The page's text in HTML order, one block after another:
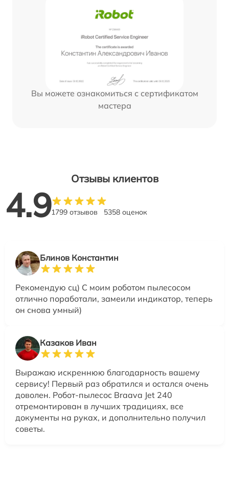
Вы можете ознакомиться с сертификатом
мастера
Отзывы клиентов
4.91799 отзывов 5358 оценок
Блинов Константин
Рекомендую сц) С моим роботом пылесосом
отлично поработали, замеили индикатор, теперь
он снова умный)
Казаков Иван
Выражаю искреннюю благодарность вашему
сервису! Первый раз обратился и остался очень
доволен. Робот-пылесос Braava Jet 240
отремонтирован в лучших традициях, все
документы на руках, и дополнительно получил
советы.